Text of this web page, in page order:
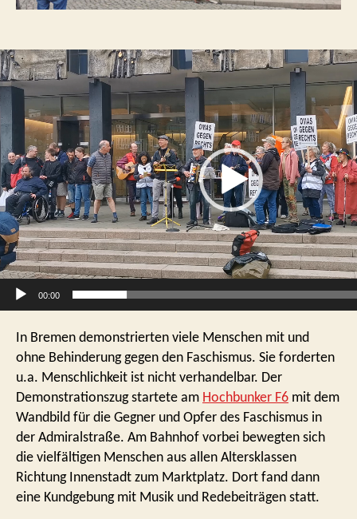
V
d
e
o
-
P
l
a
y
e
r
00:00
In Bremen demonstrierten viele Menschen mit und
ohne Behinderung gegen den Faschismus. Sie forderten
u.a. Menschlichkeit ist nicht verhandelbar. Der
Demonstrationszug startete am Hochbunker F6 mit dem
Wandbild für die Gegner und Opfer des Faschismus in
der Admiralstraße. Am Bahnhof vorbei bewegten sich
die vielfältigen Menschen aus allen Altersklassen
Richtung Innenstadt zum Marktplatz. Dort fand dann
eine Kundgebung mit Musik und Redebeiträgen statt.